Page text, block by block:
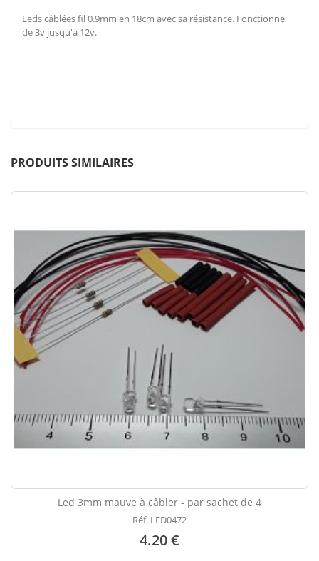
Leds câblées fil 0.9mm en 18cm avec sa résistance. Fonctionne
de 3v jusqu'à 12v.
PRODUITS SIMILAIRES
Led 3mm mauve à câbler - par sachet de 4
Réf. LED0472
4.20 €